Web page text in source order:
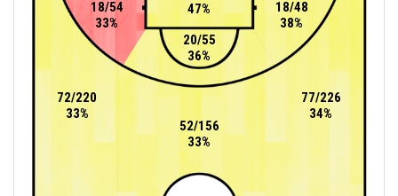
47%
20/55
36%
18/54
33%
72/220
33%
77/226
34%
18/48
38%
52/156
33%